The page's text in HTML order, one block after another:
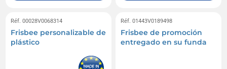
Réf. 00028V0068314
Frisbee personalizable de
plástico
Réf. 01443V0189498
Frisbee de promoción
entregado en su funda